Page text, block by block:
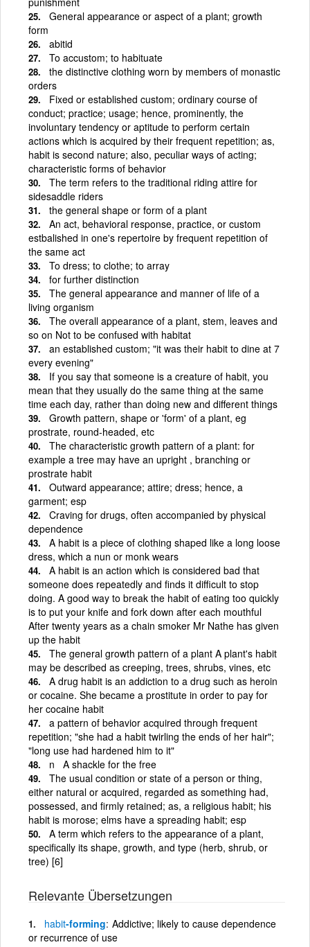
General appearance or aspect of a plant; growth
form
abitid
To accustom; to habituate
the distinctive clothing worn by members of monastic
orders
Fixed or established custom; ordinary course of
conduct; practice; usage; hence, prominently, the
involuntary tendency or aptitude to perform certain
actions which is acquired by their frequent repetition; as,
habit is second nature; also, peculiar ways of acting;
characteristic forms of behavior
The term refers to the traditional riding attire for
sidesaddle riders
the general shape or form of a plant
An act, behavioral response, practice, or custom
estbalished in one's repertoire by frequent repetition of
the same act
To dress; to clothe; to array
for further distinction
The general appearance and manner of life of a
living organism
The overall appearance of a plant, stem, leaves and
so on Not to be confused with habitat
an established custom; "it was their habit to dine at 7
every evening"
If you say that someone is a creature of habit, you
mean that they usually do the same thing at the same
time each day, rather than doing new and different things
Growth pattern, shape or 'form' of a plant, eg
prostrate, round-headed, etc
The characteristic growth pattern of a plant: for
example a tree may have an upright , branching or
prostrate habit
Outward appearance; attire; dress; hence, a
garment; esp
Craving for drugs, often accompanied by physical
dependence
A habit is a piece of clothing shaped like a long loose
dress, which a nun or monk wears
A habit is an action which is considered bad that
someone does repeatedly and finds it difficult to stop
doing. A good way to break the habit of eating too quickly
is to put your knife and fork down after each mouthful
After twenty years as a chain smoker Mr Nathe has given
up the habit
The general growth pattern of a plant A plant's habit
may be described as creeping, trees, shrubs, vines, etc
A drug habit is an addiction to a drug such as heroin
or cocaine. She became a prostitute in order to pay for
her cocaine habit
a pattern of behavior acquired through frequent
repetition; "she had a habit twirling the ends of her hair";
"long use had hardened him to it"
n A shackle for the free
The usual condition or state of a person or thing,
either natural or acquired, regarded as something had,
possessed, and firmly retained; as, a religious habit; his
habit is morose; elms have a spreading habit; esp
A term which refers to the appearance of a plant,
specifically its shape, growth, and type (herb, shrub, or
tree) [6]
Relevante Übersetzungen
habit-forming Addictive; likely to cause dependence
or recurrence of use